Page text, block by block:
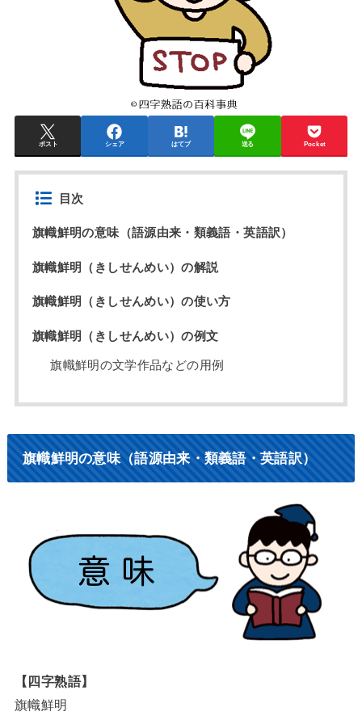
ポスト シェア はてブ 送る Pocket
目次
旗幟鮮明の意味（語源由来・類義語・英語訳）
旗幟鮮明（きしせんめい）の解説
旗幟鮮明（きしせんめい）の使い方
旗幟鮮明（きしせんめい）の例文
旗幟鮮明の文学作品などの用例
旗幟鮮明の意味（語源由来・類義語・英語訳）
【四字熟語】
旗幟鮮明